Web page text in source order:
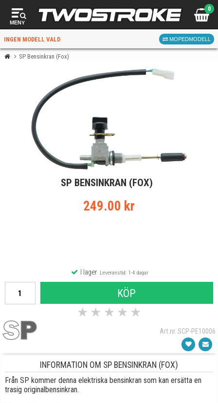
MENY
0
INGEN MODELL VALD MOPEDMODELL
VÄLJ MOPEDFÖR RÄTT DELAR
VÄLJ
När du valt kommer butiken visa delar för vald moped
SP Bensinkran (Fox)
SP BENSINKRAN (FOX)
249.00 kr
I lagerLeveranstid: 1-4 dagar
KÖP
★ ★ ★ ★ ★
Art.nr. SCP-PE10006
INFORMATION OM SP BENSINKRAN (FOX)
Från SP kommer denna elektriska bensinkran som kan ersätta en
trasig originalbensinkran.